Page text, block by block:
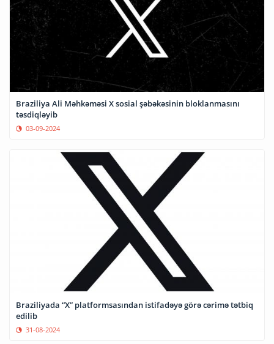
Braziliya Ali Məhkəməsi X sosial şəbəkəsinin bloklanmasını
təsdiqləyib
03-09-2024
Braziliyada “X” platformsasından istifadəyə görə cərimə tətbiq
edilib
31-08-2024